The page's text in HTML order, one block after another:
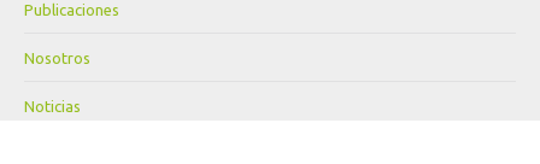
Publicaciones
Nosotros
Noticias